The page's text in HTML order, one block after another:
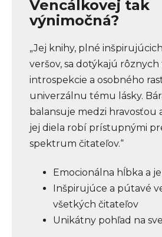
Vencálkovej tak
výnimočná?
„Jej knihy, plné
veršov, sa dotýkajú rôznych
introspekcie a osobného
univerzálnu tému lásky.
balansuje medzi hravosťou
jej diela robí prístupnými
spektrum čitateľov.“
Emocionálna hĺbka a
Inšpirujúce a pútavé
všetkých čitateľov
Unikátny pohľad na